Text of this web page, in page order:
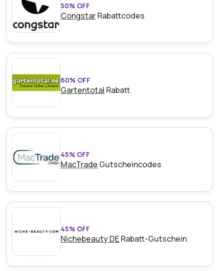
50% OFF
CongstarRabattcodes
60% OFF
Gartentotal Rabatt
45% OFF
MacTrade Gutscheincodes
45% OFF
Nichebeauty DERabatt-Gutschein